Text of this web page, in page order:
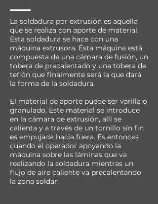
La soldadura por extrusión es aquella
que se realiza con aporte de material.
Esta soldadura se hace con una
máquina extrusora. Ésta máquina está
compuesta de una cámara de fusión, un
tobera de precalentado y una tobera de
teflón que finalmente será la que dará
la forma de la soldadura.
El material de aporte puede ser varilla o
granulado. Este material se introduce
en la cámara de extrusión, allí se
calienta y a través de un tornillo sin fin
es empujada hacia fuera. Es entonces
cuando el operador apoyando la
máquina sobre las láminas que va
realizando la soldadura mientras un
flujo de aire caliente va precalentando
la zona soldar.